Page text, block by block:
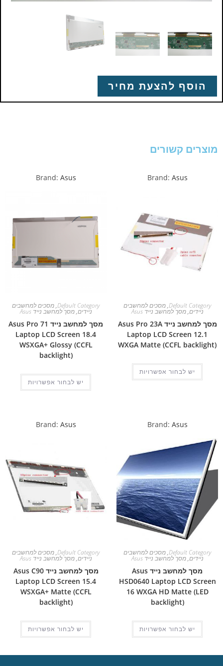
הוסף להצעת מחיר
מוצרים קשורים
Brand: Asus
Default Category
,מסכים למחשבים
ניידים,מסך למחשב נייד Asus
מסך למחשב נייד Asus Pro 23A
Laptop LCD Screen 12.1
WXGA Matte (CCFL backlight)
יש לבחור אפשרויות
Brand: Asus
Default Category
,מסכים למחשבים
ניידים,מסך למחשב נייד Asus
מסך למחשב נייד Asus Pro 71
Laptop LCD Screen 18.4
WSXGA+ Glossy (CCFL
backlight)
יש לבחור אפשרויות
Brand: Asus
Default Category
,מסכים למחשבים
ניידים,מסך למחשב נייד Asus
מסך למחשב נייד Asus
HSD0640 Laptop LCD Screen
16 WXGA HD Matte (LED
backlight)
יש לבחור אפשרויות
Brand: Asus
Default Category
,מסכים למחשבים
ניידים,מסך למחשב נייד Asus
מסך למחשב נייד Asus C90
Laptop LCD Screen 15.4
WSXGA+ Matte (CCFL
backlight)
יש לבחור אפשרויות